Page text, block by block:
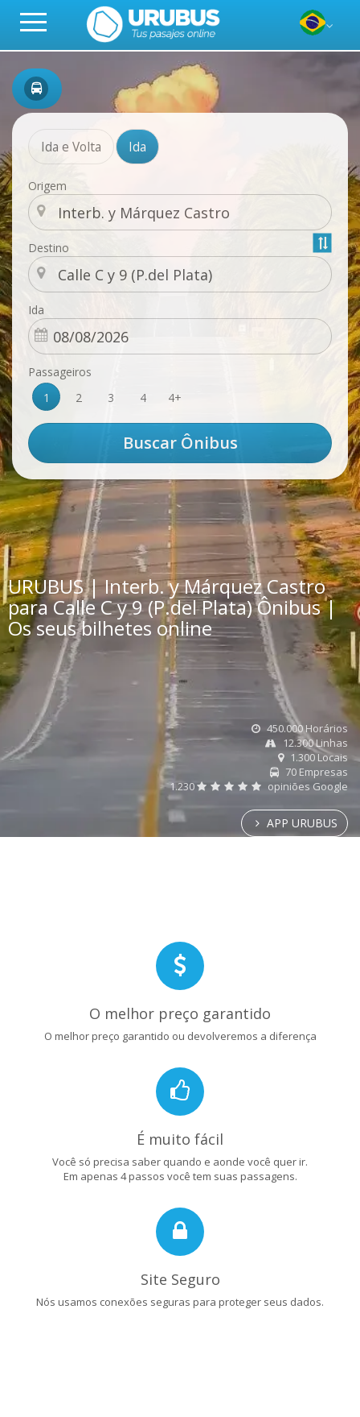
Ida e Volta Ida
Origem
Destino
Ida
Passageiros
1
2 3 4 4+
URUBUS | Interb. y Márquez Castro
para Calle C y 9 (P.del Plata) Ônibus |
Os seus bilhetes online
450.000 Horários
12.300 Linhas
1.300 Locais
70 Empresas
1.230
opiniões Google
APP URUBUS
O melhor preço garantido
O melhor preço garantido ou devolveremos a diferença
É muito fácil
Você só precisa saber quando e aonde você quer ir.
Em apenas 4 passos você tem suas passagens.
Site Seguro
Nós usamos conexões seguras para proteger seus dados.